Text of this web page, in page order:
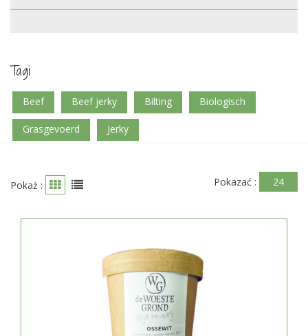
Tagi
beef beef jerky bilting biologisch
grasgevoerd jerky
Pokaż : Pokazać : 24